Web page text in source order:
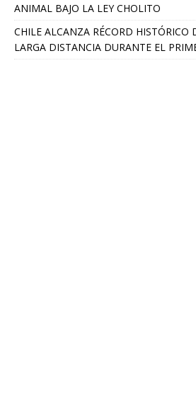
ANIMAL BAJO LA LEY CHOLITO
CHILE ALCANZA RÉCORD HISTÓRICO
LARGA DISTANCIA DURANTE EL